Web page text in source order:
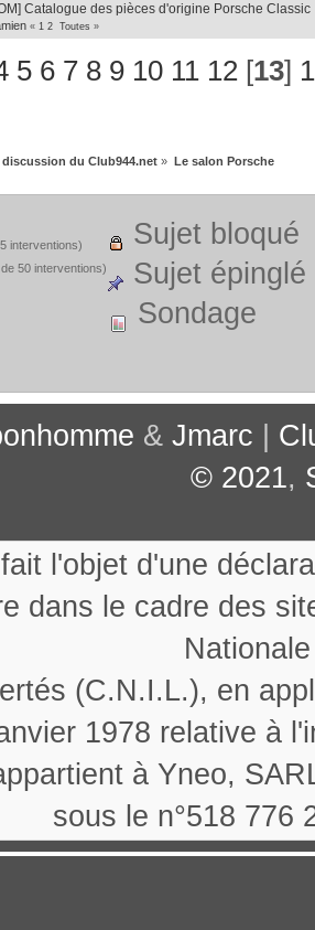
Catalogue des pièces d'origine Porsche Classic
« 1 2 Toutes »
5 6 7 8 9 10 11 12 [13]
du Club944.net » Le salon Porsche
interventions)
50 interventions)
Sujet bloqué
Sujet épinglé
Sondage
& Jmarc
© 2021,
l'objet d'une
dans le cadre des
(C.N.I.L.), en
1978 relative à
à Yneo,
sous le n°518 776